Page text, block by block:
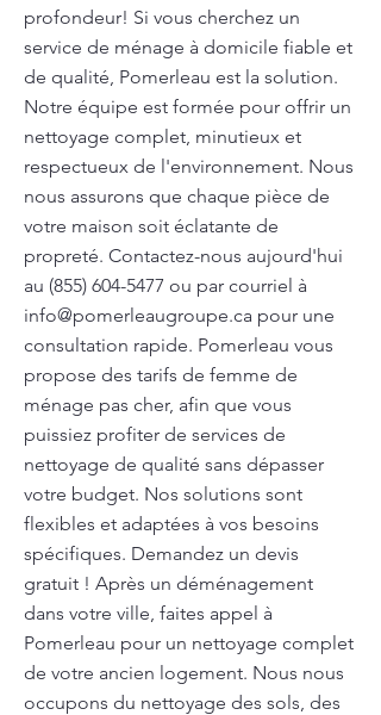
profondeur! Si vous cherchez un
service de ménage à domicile fiable et
de qualité, Pomerleau est la solution.
Notre équipe est formée pour offrir un
nettoyage complet, minutieux et
respectueux de l'environnement. Nous
nous assurons que chaque pièce de
votre maison soit éclatante de
propreté. Contactez-nous aujourd'hui
au (855) 604-5477 ou par courriel à
info@pomerleaugroupe.ca pour une
consultation rapide. Pomerleau vous
propose des tarifs de femme de
ménage pas cher, afin que vous
puissiez profiter de services de
nettoyage de qualité sans dépasser
votre budget. Nos solutions sont
flexibles et adaptées à vos besoins
spécifiques. Demandez un devis
gratuit ! Après un déménagement
dans votre ville, faites appel à
Pomerleau pour un nettoyage complet
de votre ancien logement. Nous nous
occupons du nettoyage des sols, des